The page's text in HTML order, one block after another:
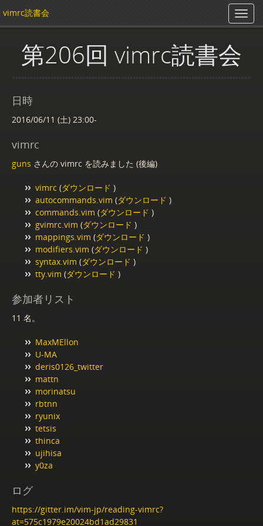
vimrc読書会
第206回 vimrc読書会
日時
2016/06/11 (土) 23:00-
vimrc
guns さんの vimrc を読みました (後編)
vimrc (ダウンロード )
autocommands.vim (ダウンロード )
commands.vim (ダウンロード )
gvimrc.vim (ダウンロード )
mappings.vim (ダウンロード )
modifiers.vim (ダウンロード )
syntax.vim (ダウンロード )
tty.vim (ダウンロード )
参加者リスト
11 名。
MaxMEllon
U-MA
deris0126_twitter
mattn
morinatsu
rbtnn
ryunix
tetsis
thinca
ujihisa
y0za
ログ
https://gitter.im/vim-jp/reading-vimrc?
at=575c1979e20024bd1ad29831